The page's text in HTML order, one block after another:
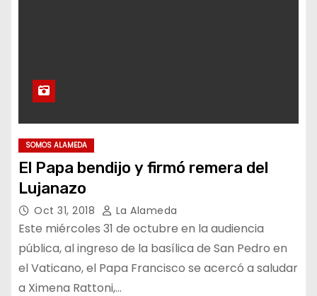
SOMOS ALAMEDA
El Papa bendijo y firmó remera del
Lujanazo
Oct 31, 2018 La Alameda
Este miércoles 31 de octubre en la audiencia
pública, al ingreso de la basílica de San Pedro en
el Vaticano, el Papa Francisco se acercó a saludar
a Ximena Rattoni,…